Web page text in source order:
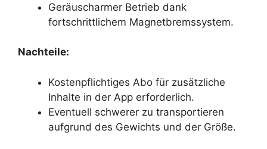
Geräuscharmer Betrieb dank
fortschrittlichem Magnetbremssystem.
Nachteile:
Kostenpflichtiges Abo für zusätzliche
Inhalte in der App erforderlich.
Eventuell schwerer zu transportieren
aufgrund des Gewichts und der Größe.